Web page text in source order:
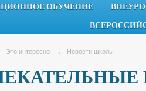
ОБУЧЕНИЕ
Это интересно → Новости школы